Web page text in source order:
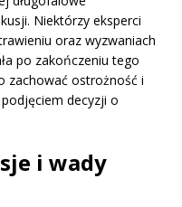
Niektórzy eksperci
oraz wyzwaniach
po zakończeniu tego
zachować ostrożność i
decyzji o
i wady